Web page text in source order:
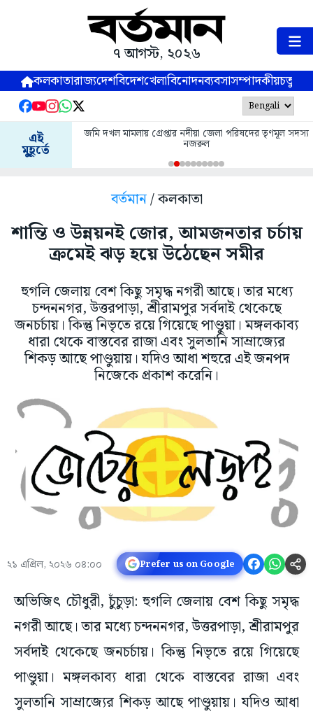
৭ আগস্ট, ২০২৬
কলকাতারাজ্যদেশবিদেশখেলাবিনোদনব্যবসাসম্পাদকীয়
এই
মুহূর্তে
জমি দখল মামলায় গ্রেপ্তার নদীয়া জেলা পরিষদের তৃণমূল সদস্য
নজরুল
বর্তমান/ কলকাতা
শান্তি ও উন্নয়নই জোর, আমজনতার চর্চায়
ক্রমেই ঝড় হয়ে উঠেছেন সমীর
হুগলি জেলায় বেশ কিছু সমৃদ্ধ নগরী আছে। তার মধ্যে
চন্দননগর, উত্তরপাড়া, শ্রীরামপুর সর্বদাই থেকেছে
জনচর্চায়। কিন্তু নিভৃতে রয়ে গিয়েছে পাণ্ডুয়া। মঙ্গলকাব্য
ধারা থেকে বাস্তবের রাজা এবং সুলতানি সাম্রাজ্যের
শিকড় আছে পাণ্ডুয়ায়। যদিও আধা শহুরে এই জনপদ
নিজেকে প্রকাশ করেনি।
২১ এপ্রিল, ২০২৬ ০৪:০০ Prefer us on Google
অভিজিৎ চৌধুরী, চুঁচুড়া: হুগলি জেলায় বেশ কিছু সমৃদ্ধ
নগরী আছে। তার মধ্যে চন্দননগর, উত্তরপাড়া, শ্রীরামপুর
সর্বদাই থেকেছে জনচর্চায়। কিন্তু নিভৃতে রয়ে গিয়েছে
পাণ্ডুয়া। মঙ্গলকাব্য ধারা থেকে বাস্তবের রাজা এবং
সুলতানি সাম্রাজ্যের শিকড় আছে পাণ্ডুয়ায়। যদিও আধা